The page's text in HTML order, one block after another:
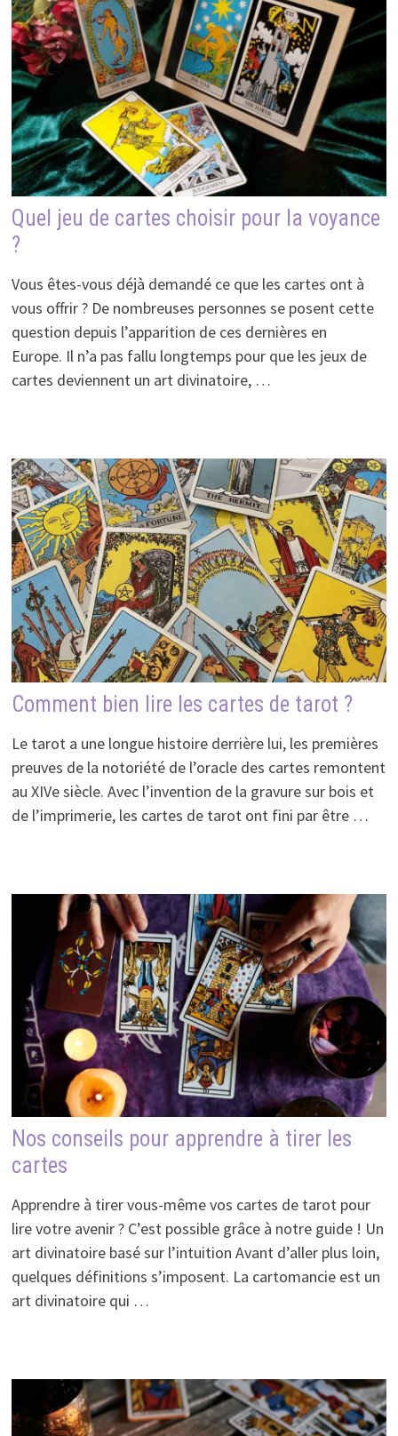
Quel jeu de cartes choisir pour la voyance
?
Vous êtes-vous déjà demandé ce que les cartes ont à
vous offrir ? De nombreuses personnes se posent cette
question depuis l’apparition de ces dernières en
Europe. Il n’a pas fallu longtemps pour que les jeux de
cartes deviennent un art divinatoire, …
Comment bien lire les cartes de tarot ?
Le tarot a une longue histoire derrière lui, les premières
preuves de la notoriété de l’oracle des cartes remontent
au XIVe siècle. Avec l’invention de la gravure sur bois et
de l’imprimerie, les cartes de tarot ont fini par être …
Nos conseils pour apprendre à tirer les
cartes
Apprendre à tirer vous-même vos cartes de tarot pour
lire votre avenir ? C’est possible grâce à notre guide ! Un
art divinatoire basé sur l’intuition Avant d’aller plus loin,
quelques définitions s’imposent. La cartomancie est un
art divinatoire qui …